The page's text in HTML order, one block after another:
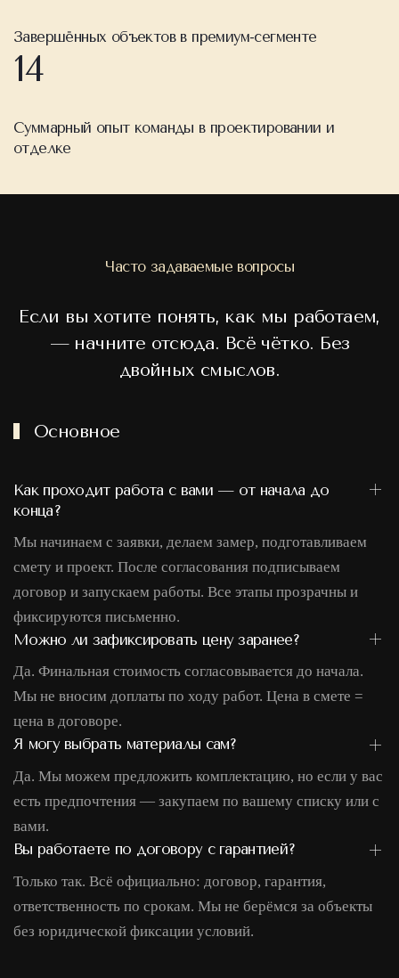
Завершённых объектов в премиум-сегменте
14
Суммарный опыт команды в проектировании и
отделке
Часто задаваемые вопросы
Если вы хотите понять, как мы работаем,
— начните отсюда. Всё чётко. Без
двойных смыслов.
Основное
Как проходит работа с вами — от начала до
конца?
Мы начинаем с заявки, делаем замер, подготавливаем
смету и проект. После согласования подписываем
договор и запускаем работы. Все этапы прозрачны и
фиксируются письменно.
Можно ли зафиксировать цену заранее?
Да. Финальная стоимость согласовывается до начала.
Мы не вносим доплаты по ходу работ. Цена в смете =
цена в договоре.
Я могу выбрать материалы сам?
Да. Мы можем предложить комплектацию, но если у вас
есть предпочтения — закупаем по вашему списку или с
вами.
Вы работаете по договору с гарантией?
Только так. Всё официально: договор, гарантия,
ответственность по срокам. Мы не берёмся за объекты
без юридической фиксации условий.